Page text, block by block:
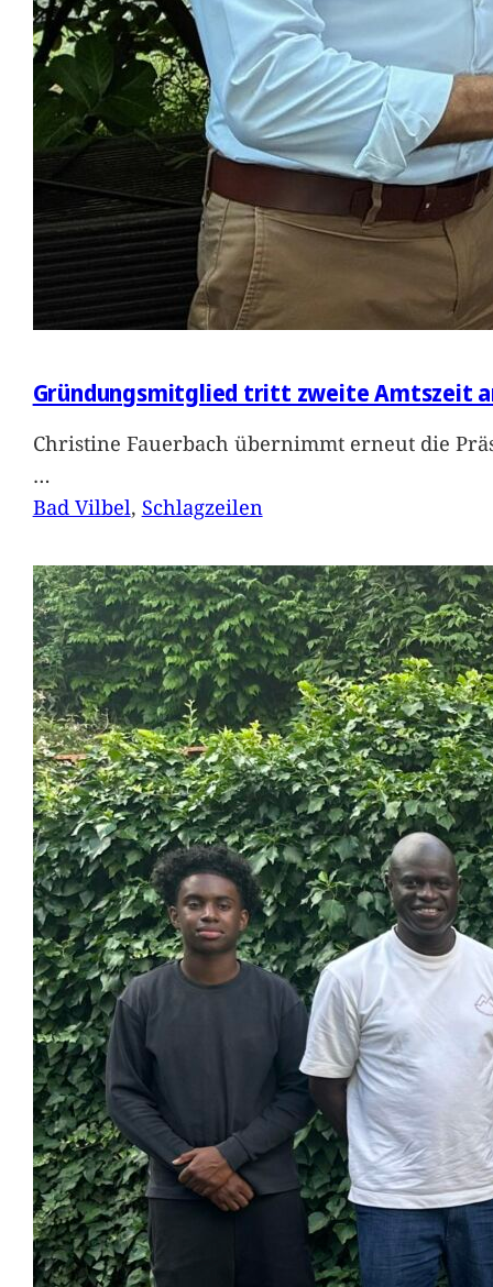
Gründungsmitglied tritt zweite Amtszeit
Christine Fauerbach übernimmt erneut die
…
Bad Vilbel, Schlagzeilen